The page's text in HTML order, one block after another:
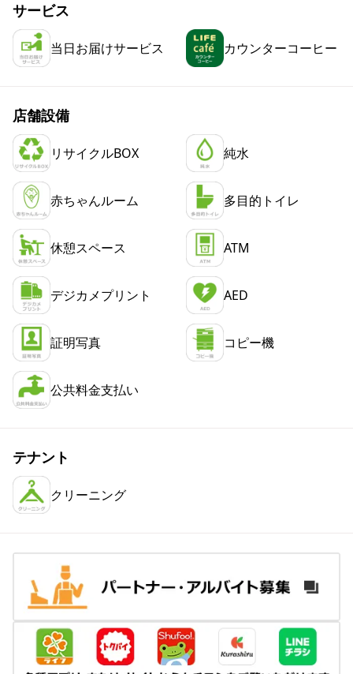
サービス
当日お届けサービス カウンターコーヒー
店舗設備
リサイクルBOX 純水
赤ちゃんルーム 多目的トイレ
休憩スペース ATM
デジカメプリント AED
証明写真 コピー機
公共料金支払い
テナント
クリーニング